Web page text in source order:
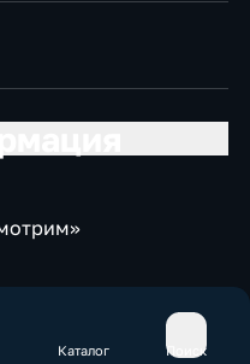
Каталог Поиск